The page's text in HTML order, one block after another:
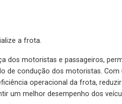
a frota.
dos motoristas e passageiros,
de condução dos motoristas. Com
operacional da frota,
um melhor desempenho dos